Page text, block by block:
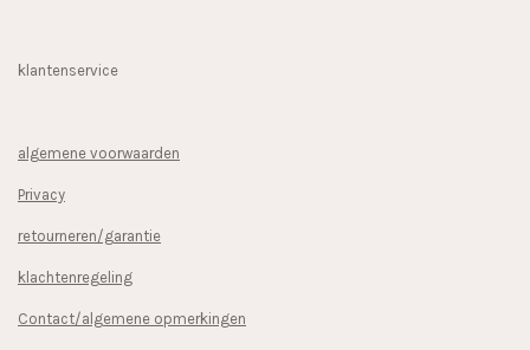
klantenservice
algemene voorwaarden
Privacy
retourneren/garantie
klachtenregeling
Contact/algemene opmerkingen